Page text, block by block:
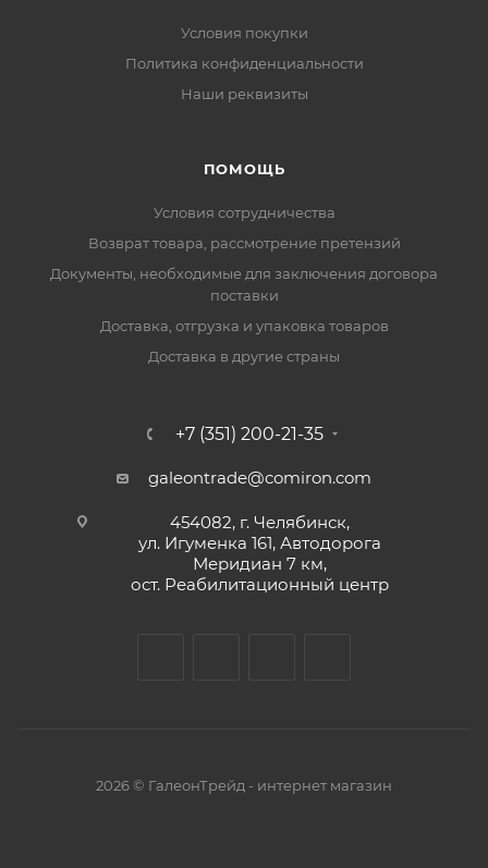
Условия покупки
Политика конфиденциальности
Наши реквизиты
ПОМОЩЬ
Условия сотрудничества
Возврат товара, рассмотрение претензий
Документы, необходимые для заключения договора
поставки
Доставка, отгрузка и упаковка товаров
Доставка в другие страны
+7 (351) 200-21-35
galeontrade@comiron.com
454082, г. Челябинск,
ул. Игуменка 161, Автодорога
Меридиан 7 км,
ост. Реабилитационный центр
2026 © ГалеонТрейд - интернет магазин